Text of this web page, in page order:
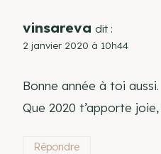
vinsareva dit :
2 janvier 2020 à 10h44
Bonne année à toi aussi.
Que 2020 t’apporte
Répondre